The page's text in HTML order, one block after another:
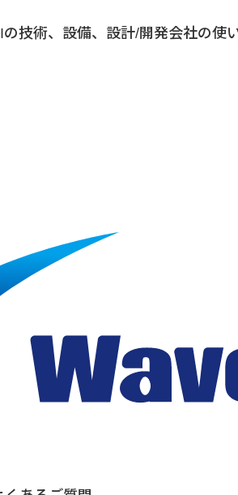
の技術、設備、設計/開発会社の使